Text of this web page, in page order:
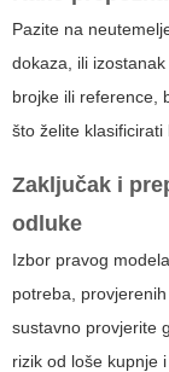
Pazite na
dokaza, ili
brojke ili reference,
što želite klasificirati
Zaključak i
odluke
Izbor pravog
potreba,
sustavno provjerite
rizik od loše kupnje